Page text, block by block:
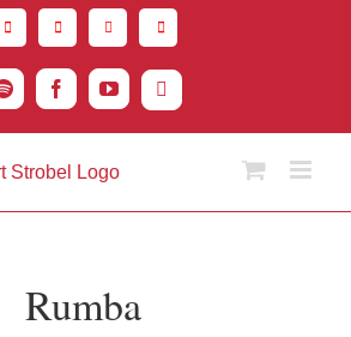
SpotifyFacebookYouTubeInstagram
Rumba